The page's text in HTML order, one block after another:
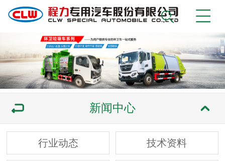
新闻中心
行业动态 技术资料